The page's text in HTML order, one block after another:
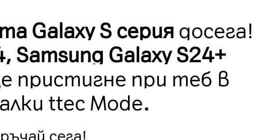
Galaxy S серия досега!
Samsung Galaxy S24+
пристигне при теб в
ttec Mode.
сега!